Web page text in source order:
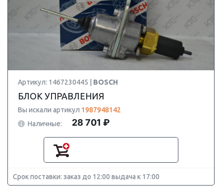
Артикул: 1467230445 | BOSCH
БЛОК УПРАВЛЕНИЯ
Вы искали артикул 1987948142
Наличные:
28 701 ₽
Срок поставки: заказ до 12:00 выдача к 17:00